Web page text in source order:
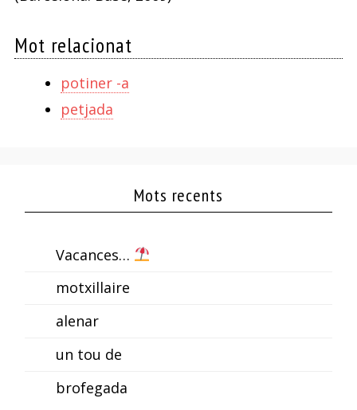
Mot relacionat
potiner -a
petjada
Mots recents
Vacances…
motxillaire
alenar
un tou de
brofegada